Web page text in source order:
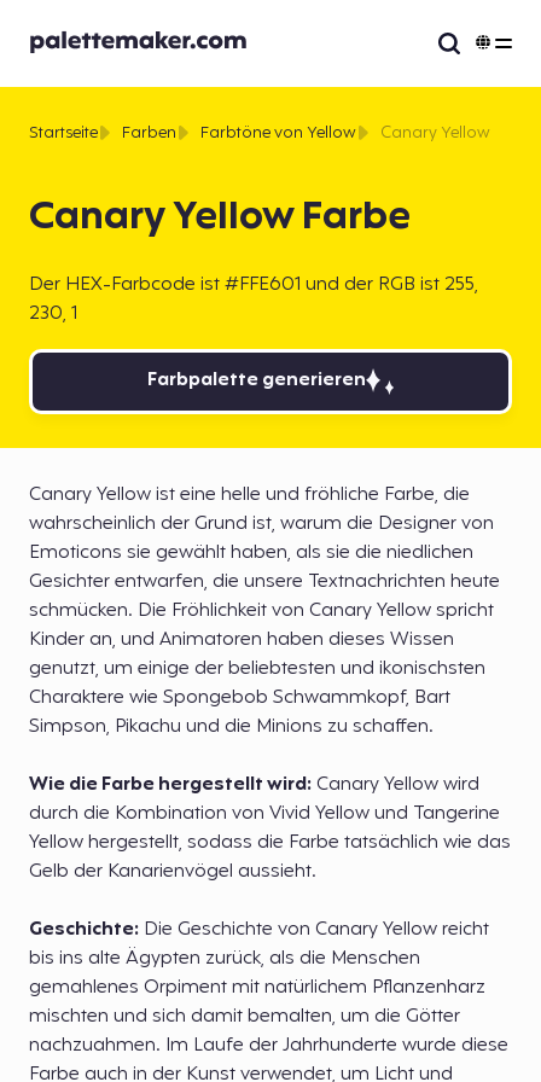
Canary Yellow Farbe
Der HEX-Farbcode ist #FFE601 und der RGB ist 255,
230, 1
Startseite Farben Farbtöne von Yellow Canary Yellow
Farbpalette generieren
Canary Yellow ist eine helle und fröhliche Farbe, die
wahrscheinlich der Grund ist, warum die Designer von
Emoticons sie gewählt haben, als sie die niedlichen
Gesichter entwarfen, die unsere Textnachrichten heute
schmücken. Die Fröhlichkeit von Canary Yellow spricht
Kinder an, und Animatoren haben dieses Wissen
genutzt, um einige der beliebtesten und ikonischsten
Charaktere wie Spongebob Schwammkopf, Bart
Simpson, Pikachu und die Minions zu schaffen.
Wie die Farbe hergestellt wird:Canary Yellow wird
durch die Kombination von Vivid Yellow und Tangerine
Yellow hergestellt, sodass die Farbe tatsächlich wie das
Gelb der Kanarienvögel aussieht.
Geschichte: Die Geschichte von Canary Yellow reicht
bis ins alte Ägypten zurück, als die Menschen
gemahlenes Orpiment mit natürlichem Pflanzenharz
mischten und sich damit bemalten, um die Götter
nachzuahmen. Im Laufe der Jahrhunderte wurde diese
Farbe auch in der Kunst verwendet, um Licht und